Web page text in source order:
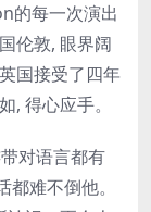
的每一次演出
伦敦, 眼界阔
国接受了四年
, 得心应手。
对语言都有
难不倒他。